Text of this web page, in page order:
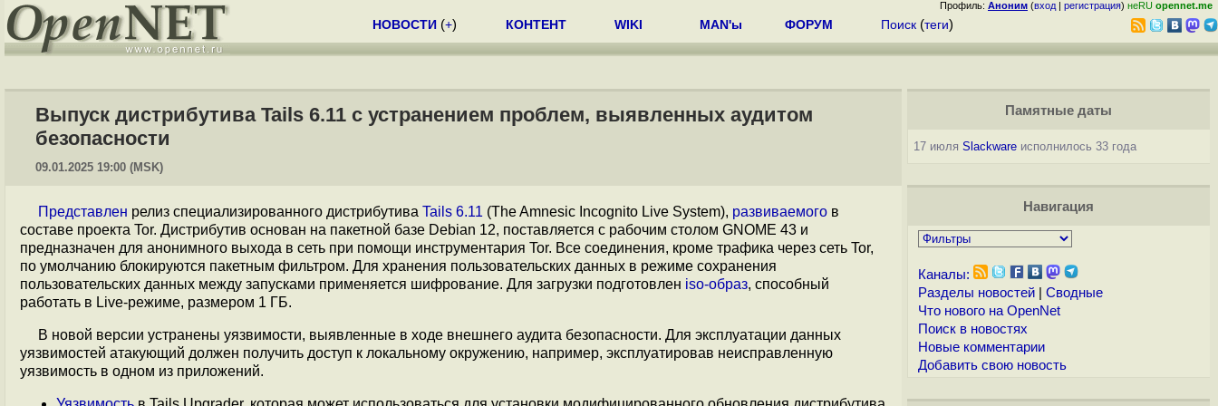
Профиль: Аноним (вход | регистрация) неRU opennet.me
НОВОСТИ (+) КОНТЕНТ WIKI MAN'ы ФОРУМ Поиск (теги)
Выпуск дистрибутива Tails 6.11 с устранением проблем, выявленных аудитом
безопасности
09.01.2025 19:00 (MSK)
Представлен релиз специализированного дистрибутива Tails 6.11 (The Amnesic Incognito Live System), развиваемого в
составе проекта Tor. Дистрибутив основан на пакетной базе Debian 12, поставляется с рабочим столом GNOME 43 и
предназначен для анонимного выхода в сеть при помощи инструментария Tor. Все соединения, кроме трафика через сеть Tor,
по умолчанию блокируются пакетным фильтром. Для хранения пользовательских данных в режиме сохранения
пользовательских данных между запусками применяется шифрование. Для загрузки подготовлен iso-образ, способный
работать в Live-режиме, размером 1 ГБ.
В новой версии устранены уязвимости, выявленные в ходе внешнего аудита безопасности. Для эксплуатации данных
уязвимостей атакующий должен получить доступ к локальному окружению, например, эксплуатировав неисправленную
уязвимость в одном из приложений.
Памятные даты
17 июля Slackwareисполнилось 33 года
Навигация
Каналы:
Разделы новостей| Сводные
Что нового на OpenNet
Поиск в новостях
Новые комментарии
Добавить свою новость